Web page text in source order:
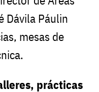
Dávila Páulin
mesas de
prácticas